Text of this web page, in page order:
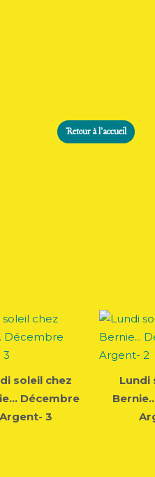
Retour à l'accueil
soleil chez
Décembre
Argent- 3
Lundi